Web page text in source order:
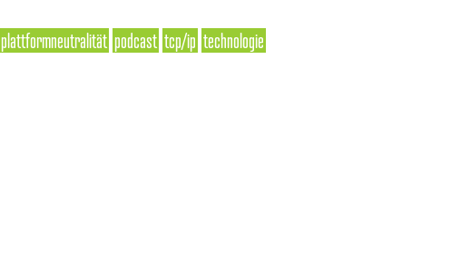
plattformneutralität podcast tcp/ip technologie